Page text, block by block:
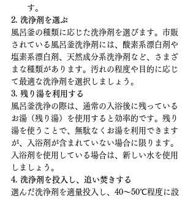
す。
2. 洗浄剤を選ぶ
風呂釜の種類に応じた洗浄剤を選びます。市販
されている風呂釜洗浄剤には、酸素系漂白剤や
塩素系漂白剤、天然成分系洗浄剤など、さまざ
まな種類があります。汚れの程度や目的に応じ
て最適な洗浄剤を選択しましょう。
3. 残り湯を利用する
風呂釜洗浄の際は、通常の入浴後に残っている
お湯（残り湯）を使用すると効率的です。残り
湯を使うことで、無駄なくお湯を利用できます
が、入浴剤が含まれていない場合に限ります。
入浴剤を使用している場合は、新しい水を使用
しましょう。
4. 洗浄剤を投入し、追い焚きする
選んだ洗浄剤を適量投入し、40〜50℃程度に設